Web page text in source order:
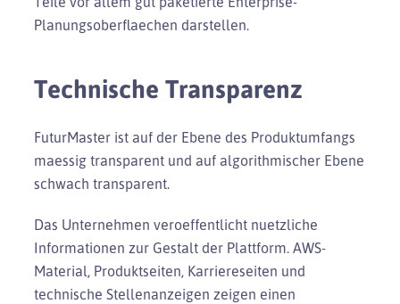
Planungsoberflaechen darstellen.
Technische Transparenz
FuturMaster ist auf der Ebene des Produktumfangs
maessig transparent und auf algorithmischer Ebene
schwach transparent.
Das Unternehmen veroeffentlicht nuetzliche
Informationen zur Gestalt der Plattform. AWS-
Material, Produktseiten, Karriereseiten und
technische Stellenanzeigen zeigen einen